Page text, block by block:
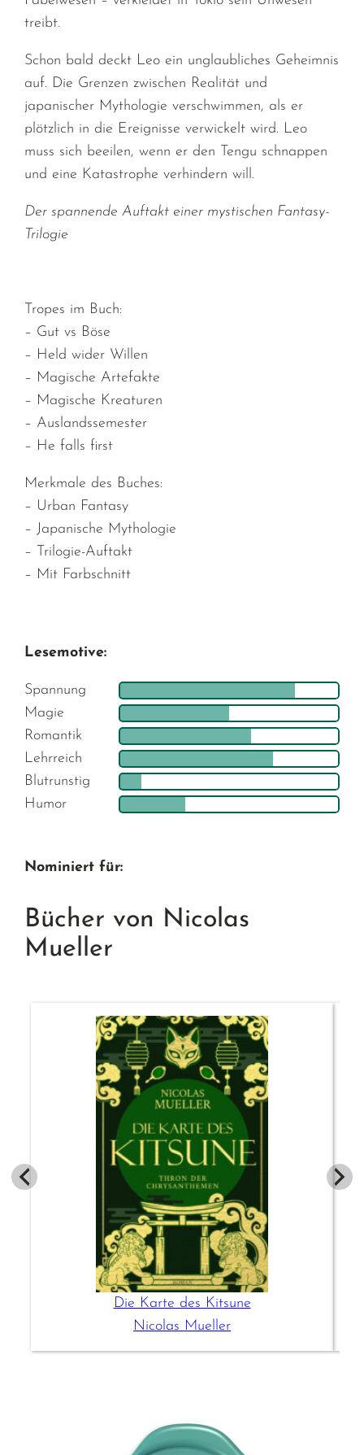
treibt.
Schon bald deckt Leo ein unglaubliches Geheimnis
auf. Die Grenzen zwischen Realität und
japanischer Mythologie verschwimmen, als er
plötzlich in die Ereignisse verwickelt wird. Leo
muss sich beeilen, wenn er den Tengu schnappen
und eine Katastrophe verhindern will.
Der spannende Auftakt einer mystischen Fantasy-
Trilogie
Tropes im Buch:
– Gut vs Böse
– Held wider Willen
– Magische Artefakte
– Magische Kreaturen
– Auslandssemester
– He falls first
Merkmale des Buches:
– Urban Fantasy
– Japanische Mythologie
– Trilogie-Auftakt
– Mit Farbschnitt
Lesemotive:
Spannung
Magie
Romantik
Lehrreich
Blutrunstig
Humor
Nominiert für:
Bücher von Nicolas
Mueller
Die Karte des Kitsune
Nicolas Mueller